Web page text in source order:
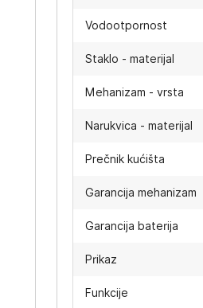
Vodootpornost
Staklo - materijal
Mehanizam - vrsta
Narukvica - materijal
Prečnik kućišta
Garancija mehanizam
Garancija baterija
Prikaz
Funkcije